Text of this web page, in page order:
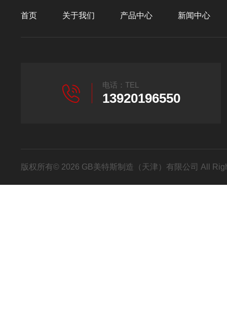
首页 关于我们 产品中心 新闻中心
电话：TEL
13920196550
版权所有© 2026 GB美特斯制造（天津）有限公司 All